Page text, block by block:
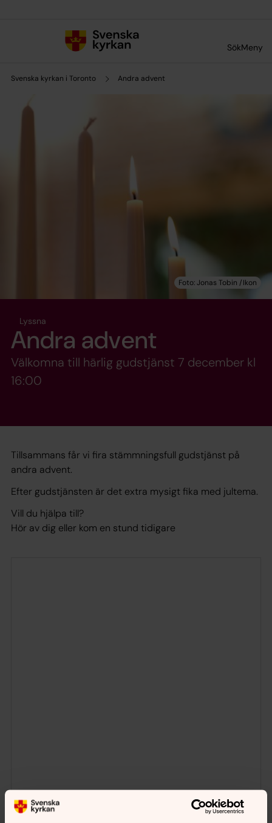
SökMeny
Svenska kyrkan i Toronto Andra advent
Lyssna
Andra advent
Välkomna till härlig gudstjänst 7 december kl
16:00
Tillsammans får vi fira stämmningsfull gudstjänst på
andra advent.
Efter gudstjänsten är det extra mysigt fika med jultema.
Vill du hjälpa till?
Hör av dig eller kom en stund tidigare